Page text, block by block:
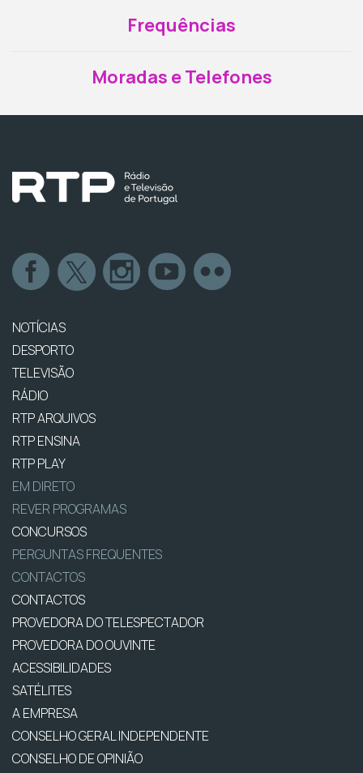
Frequências
Moradas e Telefones
NOTÍCIAS
DESPORTO
TELEVISÃO
RÁDIO
RTP ARQUIVOS
RTP ENSINA
RTP PLAY
EM DIRETO
REVER PROGRAMAS
CONCURSOS
PERGUNTAS FREQUENTES
CONTACTOS
CONTACTOS
PROVEDORA DO TELESPECTADOR
PROVEDORA DO OUVINTE
ACESSIBILIDADES
SATÉLITES
A EMPRESA
CONSELHO GERAL INDEPENDENTE
CONSELHO DE OPINIÃO